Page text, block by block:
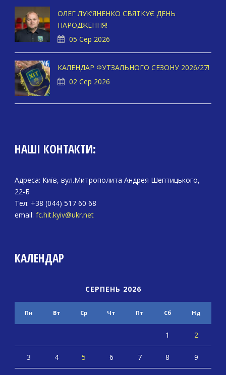
ОЛЕГ ЛУКʼЯНЕНКО СВЯТКУЄ ДЕНЬ
НАРОДЖЕННЯ!
05 Сер 2026
КАЛЕНДАР ФУТЗАЛЬНОГО СЕЗОНУ 2026/27!
02 Сер 2026
НАШІ КОНТАКТИ:
Адреса: Київ, вул.Митрополита Андрея Шептицького,
22-Б
Тел: +38 (044) 517 60 68
email: fc.hit.kyiv@ukr.net
КАЛЕНДАР
СЕРПЕНЬ 2026
Пн Вт Ср Чт Пт Сб Нд
1 2
3 4 5 6 7 8 9